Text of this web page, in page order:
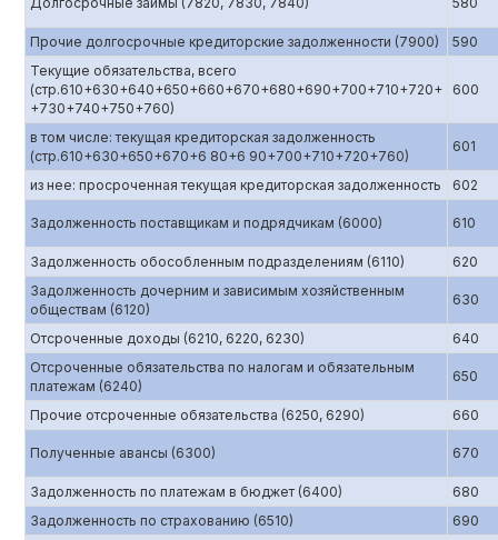
Прочие долгосрочные кредиторские задолженности (7900)
590
Текущие обязательства, всего
(стр.610+630+640+650+660+670+680+690+700+710+720+
+730+740+750+760)
600
в том числе: текущая кредиторская задолженность
(стр.610+630+650+670+6 80+6 90+700+710+720+760)
601
из нее: просроченная текущая кредиторская задолженность 602
Задолженность поставщикам и подрядчикам (6000) 610
Задолженность обособленным подразделениям (6110)
620
Задолженность дочерним и зависимым хозяйственным
обществам (6120)
630
Отсроченные доходы (6210, 6220, 6230)
640
Отсроченные обязательства по налогам и обязательным
платежам (6240)
650
Прочие отсроченные обязательства (6250, 6290) 660
Полученные авансы (6300) 670
Задолженность по платежам в бюджет (6400)
680
Задолженность по страхованию (6510)
690